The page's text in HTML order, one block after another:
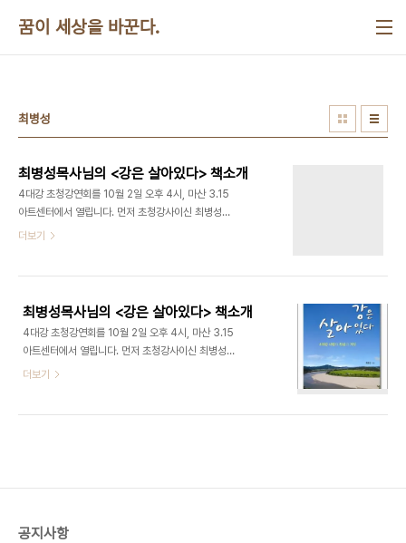
꿈이 세상을 바꾼다.
최병성
최병성목사님의 <강은 살아있다> 책소개
4대강 초청강연회를 10월 2일 오후 4시, 마산 3.15
아트센터에서 열립니다. 먼저 초청강사이신 최병성
목사님의 저서인 를 소개합니다. 저자 소개 : 최병성
성을 키워가던 그는 자연의 아름다움과 살아 있는 것
들의 행복한 공존을 세상에 알리며 생태교육가가 되
었다. 그리고 서강 유역에 쓰레기 매립장이 들어서는
것을 막으며 환경운동가가 되었다. 최근에는 산업 폐
기물 시멘트의 유해성을 조사하고, 그 심각성을 세상
디어다음 블로거 기자상 대상을 수상한 그는 인터넷
더보기
최병성목사님의 <강은 살아있다> 책소개
4대강 초청강연회를 10월 2일 오후 4시, 마산 3.15
아트센터에서 열립니다. 먼저 초청강사이신 최병성
목사님의 저서인 를 소개합니다. 저자 소개 : 최병성
에 알려 정부 대책을 끌어내기도 했다. 2007년 미
더보기
공지사항